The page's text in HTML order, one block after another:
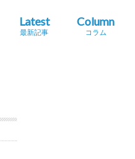
Latest
最新記事
Column
コラム